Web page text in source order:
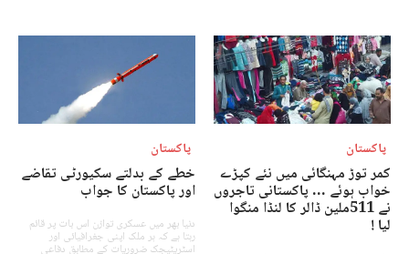
پاکستان
کمر توڑ مہنگائی میں نئے کپڑے
خواب ہوئے … پاکستانی تاجروں
نے 511ملین ڈالر کا لنڈا منگوا
لیا !
پاکستان
خطے کے بدلتے سکیورٹی تقاضے
اور پاکستان کا جواب
دنیا بھر میں عسکری توازن اس بات پر قائم
رہتا ہے کہ ہر ملک اپنی جغرافیائی اور
اسٹریٹیجک ضروریات کے مطابق دفاعی